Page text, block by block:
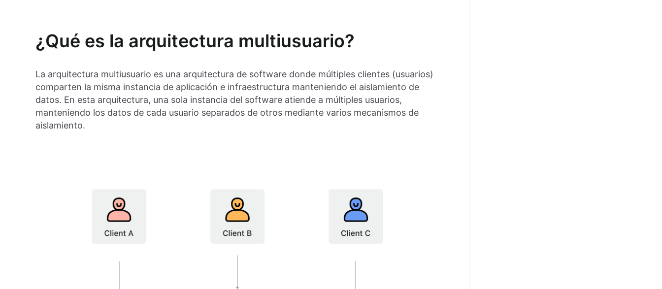
¿Qué es la arquitectura multiusuario?
La arquitectura multiusuario es una arquitectura de software donde múltiples clientes (usuarios)
comparten la misma instancia de aplicación e infraestructura manteniendo el aislamiento de
datos. En esta arquitectura, una sola instancia del software atiende a múltiples usuarios,
manteniendo los datos de cada usuario separados de otros mediante varios mecanismos de
aislamiento.